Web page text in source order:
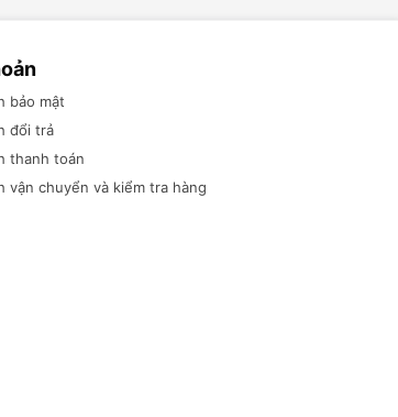
bảo mật
đổi trả
thanh toán
vận chuyển và kiểm tra hàng